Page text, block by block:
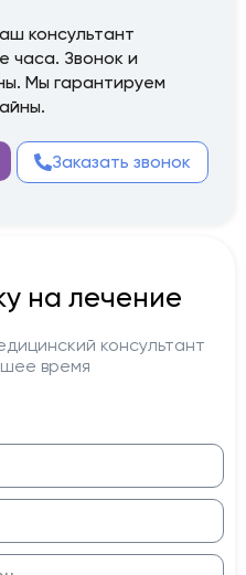
консультант
часа. Звонок и
Мы гарантируем
Заказать звонок
на лечение
консультант
время